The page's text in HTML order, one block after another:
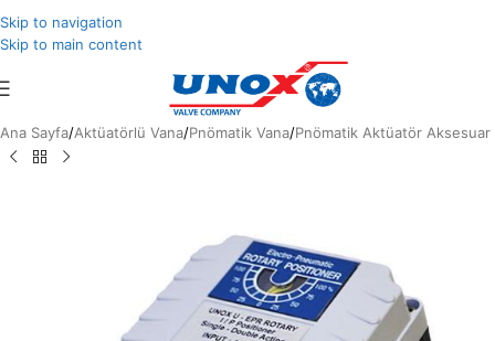
Skip to navigation
Skip to main content
Ana Sayfa/Aktüatörlü Vana/Pnömatik Vana/Pnömatik Aktüatör Aksesuar